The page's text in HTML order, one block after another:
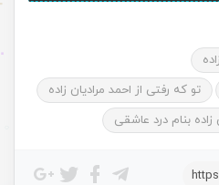
تو که رفتی از احمد مرادیان زاده
زاده بنام درد عاشقی